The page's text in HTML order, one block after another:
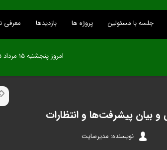
جلسه با مسئولین پروژه ها بازدیدها معرفی
امروز پنجشنبه ۱۵ مرداد ۱۴۰۵
بیان پیشرفت‌ها و انتظارات
نویسنده: مدیرسایت